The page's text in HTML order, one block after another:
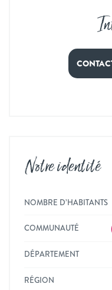
Notre identité
NOMBRE D’HABITANTS
COMMUNAUTÉ
DÉPARTEMENT
RÉGION